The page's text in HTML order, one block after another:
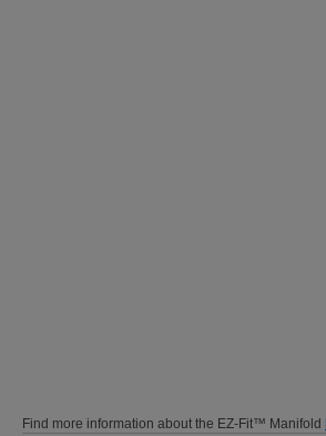
Find more information about the EZ-Fit™ Manifold